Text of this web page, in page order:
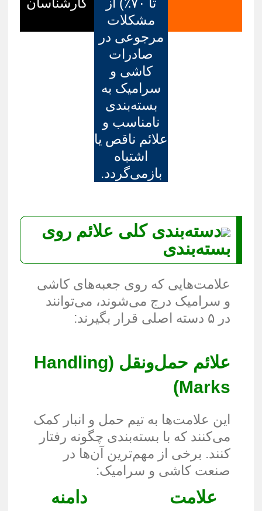
مشکلات
مرجوعی در
صادرات
کاشی و
سرامیک به
بسته‌بندی
نامناسب و
علائم ناقص یا
اشتباه
بازمی‌گردد.
دسته‌بندی کلی علائم روی
بسته‌بندی
علامت‌هایی که روی جعبه‌های کاشی
و سرامیک درج می‌شوند، می‌توانند
در ۵ دسته اصلی قرار بگیرند:
علائم حمل‌ونقل (Handling
Marks)
این علامت‌ها به تیم حمل و انبار کمک
می‌کنند که با بسته‌بندی چگونه رفتار
کنند. برخی از مهم‌ترین آن‌ها در
صنعت کاشی و سرامیک:
علامت
دامنه